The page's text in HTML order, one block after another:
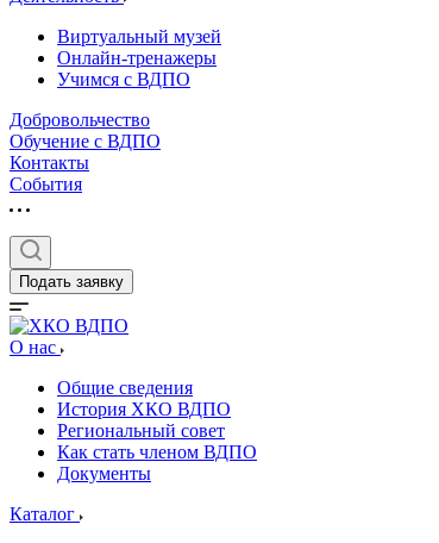
Виртуальный музей
Онлайн-тренажеры
Учимся с ВДПО
Добровольчество
Обучение с ВДПО
Контакты
События
Подать заявку
О нас
Общие сведения
История ХКО ВДПО
Региональный совет
Как стать членом ВДПО
Документы
Каталог